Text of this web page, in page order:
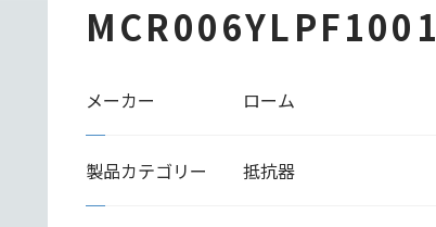
MCR006YLPF1001
メーカー ローム
製品カテゴリー 抵抗器